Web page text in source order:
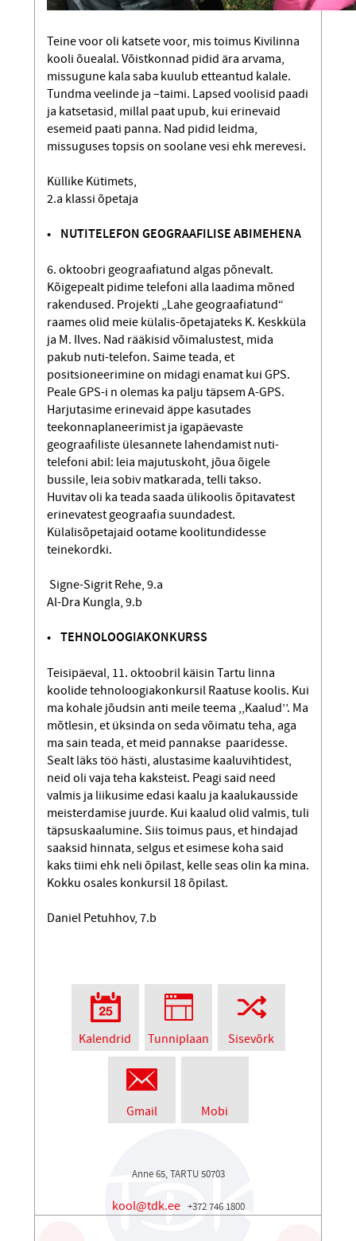
Teine voor oli katsete voor, mis toimus Kivilinna
kooli õuealal. Võistkonnad pidid ära arvama,
missugune kala saba kuulub etteantud kalale.
Tundma veelinde ja –taimi. Lapsed voolisid paadi
ja katsetasid, millal paat upub, kui erinevaid
esemeid paati panna. Nad pidid leidma,
missuguses topsis on soolane vesi ehk merevesi.
Küllike Kütimets,
2.a klassi õpetaja
• NUTITELEFON GEOGRAAFILISE ABIMEHENA
6. oktoobri geograafiatund algas põnevalt.
Kõigepealt pidime telefoni alla laadima mõned
rakendused. Projekti „Lahe geograafiatund“
raames olid meie külalis-õpetajateks K. Keskküla
ja M. Ilves. Nad rääkisid võimalustest, mida
pakub nuti-telefon. Saime teada, et
positsioneerimine on midagi enamat kui GPS.
Peale GPS-i n olemas ka palju täpsem A-GPS.
Harjutasime erinevaid äppe kasutades
teekonnaplaneerimist ja igapäevaste
geograafiliste ülesannete lahendamist nuti-
telefoni abil: leia majutuskoht, jõua õigele
bussile, leia sobiv matkarada, telli takso.
Huvitav oli ka teada saada ülikoolis õpitavatest
erinevatest geograafia suundadest.
Külalisõpetajaid ootame koolitundidesse
teinekordki.
Signe-Sigrit Rehe, 9.a
Al-Dra Kungla, 9.b
• TEHNOLOOGIAKONKURSS
Teisipäeval, 11. oktoobril käisin Tartu linna
koolide tehnoloogiakonkursil Raatuse koolis. Kui
ma kohale jõudsin anti meile teema ,,Kaalud’’. Ma
mõtlesin, et üksinda on seda võimatu teha, aga
ma sain teada, et meid pannakse paaridesse.
Sealt läks töö hästi, alustasime kaaluvihtidest,
neid oli vaja teha kaksteist. Peagi said need
valmis ja liikusime edasi kaalu ja kaalukausside
meisterdamise juurde. Kui kaalud olid valmis, tuli
täpsuskaalumine. Siis toimus paus, et hindajad
saaksid hinnata, selgus et esimese koha said
kaks tiimi ehk neli õpilast, kelle seas olin ka mina.
Kokku osales konkursil 18 õpilast.
Daniel Petuhhov, 7.b
Kalendrid Tunniplaan Sisevõrk
Gmail Mobi
Anne 65, TARTU 50703
kool@tdk.ee +372 746 1800